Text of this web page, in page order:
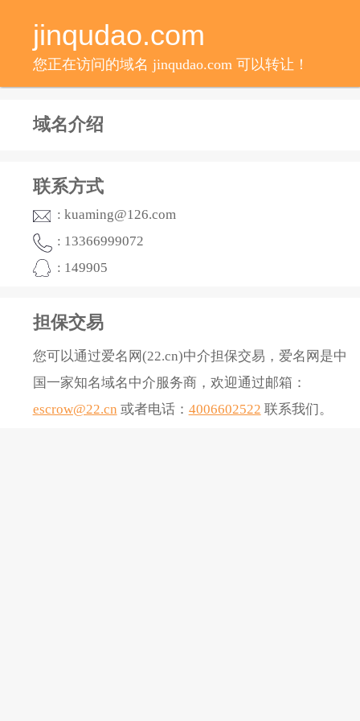
jinqudao.com
您正在访问的域名 jinqudao.com 可以转让！
域名介绍
联系方式
: kuaming@126.com
: 13366999072
: 149905
担保交易
您可以通过爱名网(22.cn)中介担保交易，爱名网是中
国一家知名域名中介服务商，欢迎通过邮箱：
escrow@22.cn 或者电话： 4006602522 联系我们。